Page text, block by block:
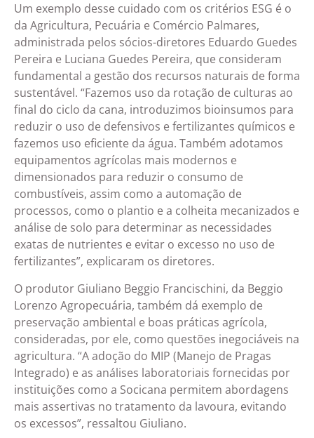
Um exemplo desse cuidado com os critérios ESG é o
da Agricultura, Pecuária e Comércio Palmares,
administrada pelos sócios-diretores Eduardo Guedes
Pereira e Luciana Guedes Pereira, que consideram
fundamental a gestão dos recursos naturais de forma
sustentável. “Fazemos uso da rotação de culturas ao
final do ciclo da cana, introduzimos bioinsumos para
reduzir o uso de defensivos e fertilizantes químicos e
fazemos uso eficiente da água. Também adotamos
equipamentos agrícolas mais modernos e
dimensionados para reduzir o consumo de
combustíveis, assim como a automação de
processos, como o plantio e a colheita mecanizados e
análise de solo para determinar as necessidades
exatas de nutrientes e evitar o excesso no uso de
fertilizantes”, explicaram os diretores.
O produtor Giuliano Beggio Francischini, da Beggio
Lorenzo Agropecuária, também dá exemplo de
preservação ambiental e boas práticas agrícola,
consideradas, por ele, como questões inegociáveis na
agricultura. “A adoção do MIP (Manejo de Pragas
Integrado) e as análises laboratoriais fornecidas por
instituições como a Socicana permitem abordagens
mais assertivas no tratamento da lavoura, evitando
os excessos”, ressaltou Giuliano.